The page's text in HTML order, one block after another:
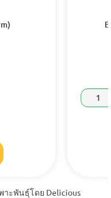
1
าะพันธุ์โดย Delicious